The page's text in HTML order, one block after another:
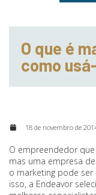
O que é
como
18 de novembro de
O empreendedor
mas uma empresa
o marketing pode
isso, a Endeavor